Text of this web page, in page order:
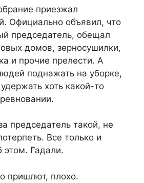
приезжал
Официально объявил, что
председатель, обещал
домов, зерносушилки,
и прочие прелести. А
поднажать на уборке,
хоть какой-то
председатель такой, не
Все только и
этом. Гадали.
пришлют, плохо.